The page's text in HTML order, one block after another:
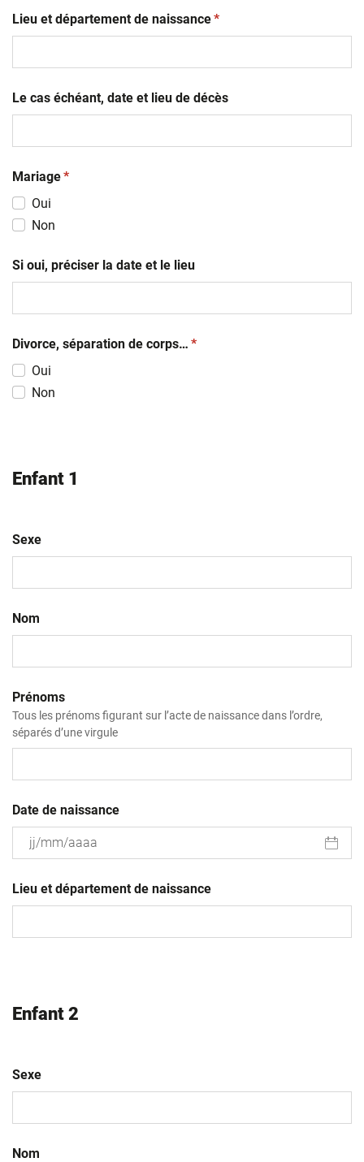
slash
MM
Lieu et département de naissance(obligatoire)
*
Le cas échéant, date et lieu de décès
Mariage(obligatoire)
*
Oui
Non
Si oui, préciser la date et le lieu
Divorce, séparation de corps… (obligatoire)
*
Oui
Non
Enfant 1
Sexe
Nom
Prénoms
Tous les prénoms figurant sur l’acte de naissance dans l’ordre,
séparés d’une virgule
Date de naissance
slash
MM
Lieu et département de naissance
Enfant 2
Sexe
Nom